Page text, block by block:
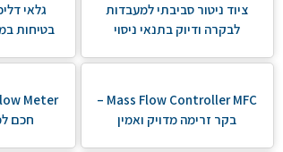
ציוד ניטור סביבתי למעבדות
לבקרה ודיוק בתנאי ניסוי
גלאי
בטיחות
Mass Flow Controller MFC –
בקר זרימה מדויק ואמין
חכם